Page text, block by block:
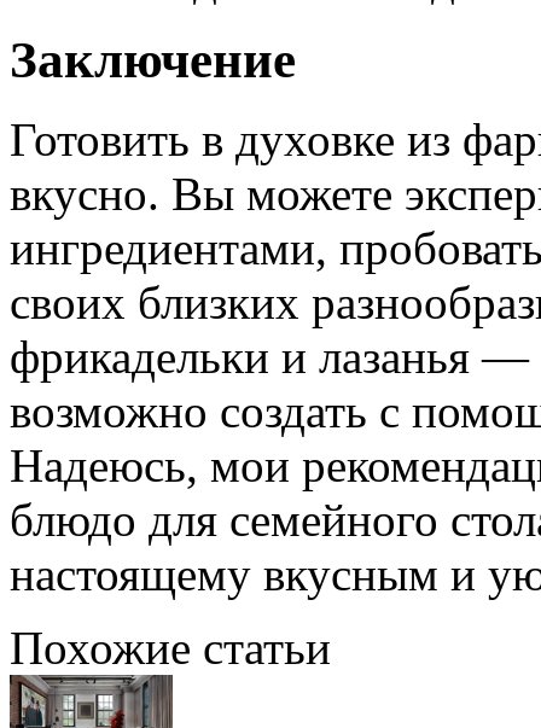
Заключение
Готовить в духовке из
вкусно. Вы можете
ингредиентами,
своих близких
фрикадельки и лазанья —
возможно создать с
Надеюсь, мои
блюдо для семейного
настоящему вкусным и
Похожие статьи